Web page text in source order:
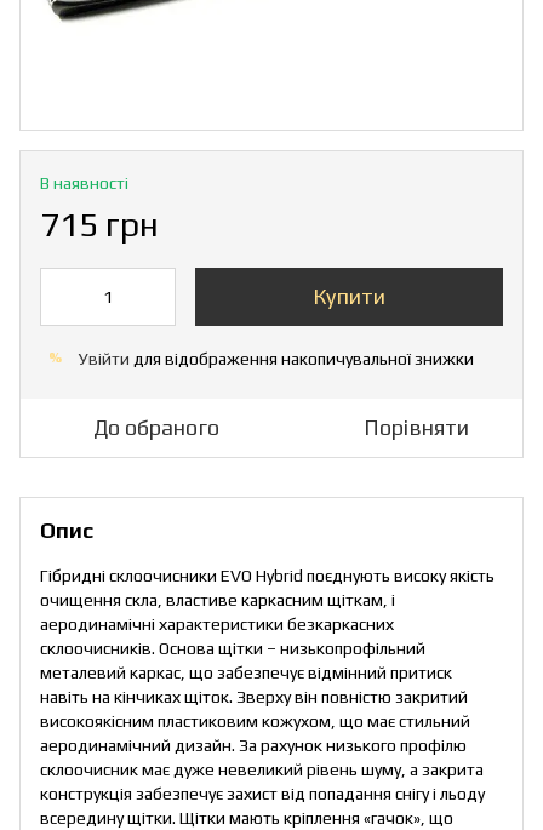
В наявності
715 грн
Купити
% Увійти для відображення накопичувальної знижки
До обраного Порівняти
Опис
Гібридні склоочисники EVO Hybrid поєднують високу якість
очищення скла, властиве каркасним щіткам, і
аеродинамічні характеристики безкаркасних
склоочисників. Основа щітки – низькопрофільний
металевий каркас, що забезпечує відмінний притиск
навіть на кінчиках щіток. Зверху він повністю закритий
високоякісним пластиковим кожухом, що має стильний
аеродинамічний дизайн. За рахунок низького профілю
склоочисник має дуже невеликий рівень шуму, а закрита
конструкція забезпечує захист від попадання снігу і льоду
всередину щітки. Щітки мають кріплення «гачок», що